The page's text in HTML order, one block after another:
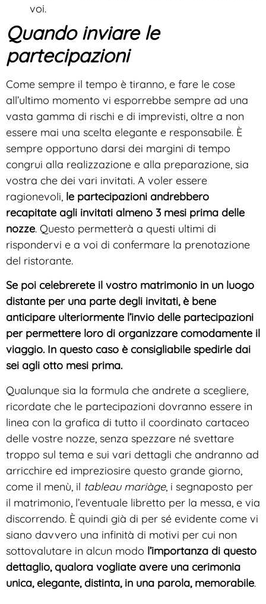
voi.
Quando inviare le
partecipazioni
Come sempre il tempo è tiranno, e fare le cose
all’ultimo momento vi esporrebbe sempre ad una
vasta gamma di rischi e di imprevisti, oltre a non
essere mai una scelta elegante e responsabile. È
sempre opportuno darsi dei margini di tempo
congrui alla realizzazione e alla preparazione, sia
vostra che dei vari invitati. A voler essere
ragionevoli, le partecipazioni andrebbero
recapitate agli invitati almeno 3 mesi prima delle
nozze. Questo permetterà a questi ultimi di
rispondervi e a voi di confermare la prenotazione
del ristorante.
Se poi celebrerete il vostro matrimonio in un luogo
distante per una parte degli invitati, è bene
anticipare ulteriormente l’invio delle partecipazioni
per permettere loro di organizzare comodamente il
viaggio. In questo caso è consigliabile spedirle dai
sei agli otto mesi prima.
Qualunque sia la formula che andrete a scegliere,
ricordate che le partecipazioni dovranno essere in
linea con la grafica di tutto il coordinato cartaceo
delle vostre nozze, senza spezzare né svettare
troppo sul tema e sui vari dettagli che andranno ad
arricchire ed impreziosire questo grande giorno,
come il menù, il tableau mariàge, i segnaposto per
il matrimonio, l’eventuale libretto per la messa, e via
discorrendo. È quindi già di per sé evidente come vi
siano davvero una infinità di motivi per cui non
sottovalutare in alcun modo l’importanza di questo
dettaglio, qualora vogliate avere una cerimonia
unica, elegante, distinta, in una parola, memorabile.